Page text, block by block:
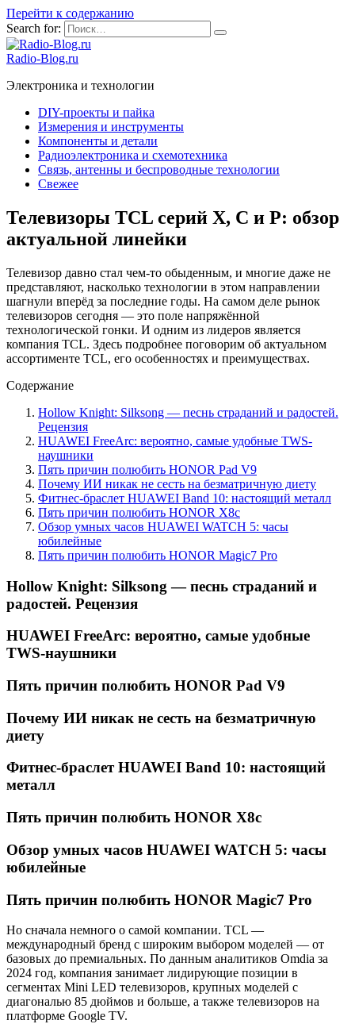
Перейти к содержанию
Search for:
Radio-Blog.ru
Электроника и технологии
DIY-проекты и пайка
Измерения и инструменты
Компоненты и детали
Радиоэлектроника и схемотехника
Связь, антенны и беспроводные технологии
Свежее
Телевизоры TCL серий X, C и P: обзор
актуальной линейки
Телевизор давно стал чем-то обыденным, и многие даже не
представляют, насколько технологии в этом направлении
шагнули вперёд за последние годы. На самом деле рынок
телевизоров сегодня — это поле напряжённой
технологической гонки. И одним из лидеров является
компания TCL. Здесь подробнее поговорим об актуальном
ассортименте TCL, его особенностях и преимуществах.
Содержание
Hollow Knight: Silksong — песнь страданий и радостей.
Рецензия
HUAWEI FreeArc: вероятно, самые удобные TWS-
наушники
Пять причин полюбить HONOR Pad V9
Почему ИИ никак не сесть на безматричную диету
Фитнес-браслет HUAWEI Band 10: настоящий металл
Пять причин полюбить HONOR X8c
Обзор умных часов HUAWEI WATCH 5: часы
юбилейные
Пять причин полюбить HONOR Magic7 Pro
Hollow Knight: Silksong — песнь страданий и
радостей. Рецензия
HUAWEI FreeArc: вероятно, самые удобные
TWS-наушники
Пять причин полюбить HONOR Pad V9
Почему ИИ никак не сесть на безматричную
диету
Фитнес-браслет HUAWEI Band 10: настоящий
металл
Пять причин полюбить HONOR X8c
Обзор умных часов HUAWEI WATCH 5: часы
юбилейные
Пять причин полюбить HONOR Magic7 Pro
Но сначала немного о самой компании. TCL —
международный бренд с широким выбором моделей — от
базовых до премиальных. По данным аналитиков Omdia за
2024 год, компания занимает лидирующие позиции в
сегментах Mini LED телевизоров, крупных моделей с
диагональю 85 дюймов и больше, а также телевизоров на
платформе Google TV.